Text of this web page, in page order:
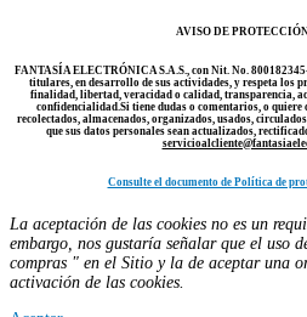
AVISO DE
FANTASÍA ELECTRÓNICA S.A.S. , con Nit. No.
titulares, en desarrollo de sus actividades, y respeta los
finalidad, libertad, veracidad o calidad, transparencia,
confidencialidad. Si tiene dudas o comentarios, o quiere
recolectados, almacenados, organizados, usados,
que sus datos personales sean actualizados,
Consulte el documento de Política de
La aceptación de las cookies no es un
embargo, nos gustaría señalar que el uso
compras " en el Sitio y la de aceptar una
activación de las cookies.